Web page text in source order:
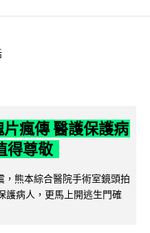
瘋傳 醫護保護病
得尊敬
熊本綜合醫院手術室鏡頭拍
護病人，更馬上開逃生門確